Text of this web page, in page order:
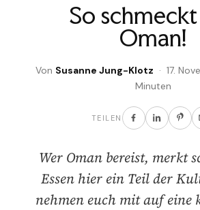
So
Oman!
Von Susanne Jung-Klotz · 17.
Minuten
TEILEN
Wer Oman bereist, merkt
Essen hier ein Teil der
nehmen euch mit auf eine